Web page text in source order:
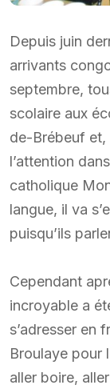
Depuis juin
arrivants
septembre,
scolaire aux
de-Brébeuf et,
l’attention
catholique
langue, il va
puisqu’ils
Cependant
incroyable a
s’adresser en
Broulaye pour
aller boire,